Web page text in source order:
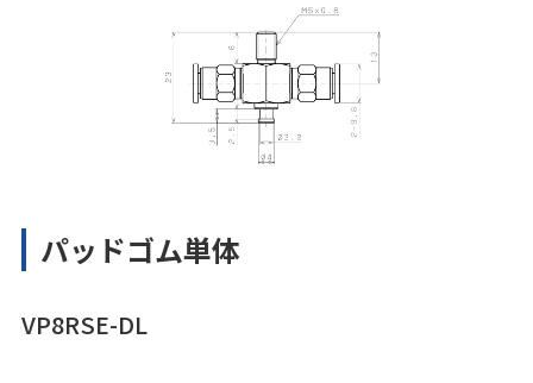
パッドゴム単体
VP8RSE-DL